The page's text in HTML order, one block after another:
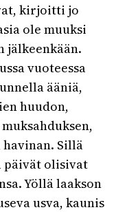
kirjoitti jo
ole muuksi
jälkeenkään.
vuoteessa
ääniä,
huudon,
havinan. Sillä
päivät olisivat
Yöllä laakson
usva, kaunis